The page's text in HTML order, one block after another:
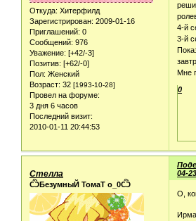
Откуда: Хитерфилд
Зарегистрирован: 2009-01-16
Приглашений: 0
Сообщений: 976
Уважение: [+42/-3]
Позитив: [+62/-0]
Пол: Женский
Возраст: 32 [1993-10-28]
Провел на форуме:
3 дня 6 часов
Последний визит:
2010-01-11 20:44:53
4-й
3-й
Мне
0
04-
Стелла
ѼБезумныЙ ТомаТ о_0Ѽ
О,